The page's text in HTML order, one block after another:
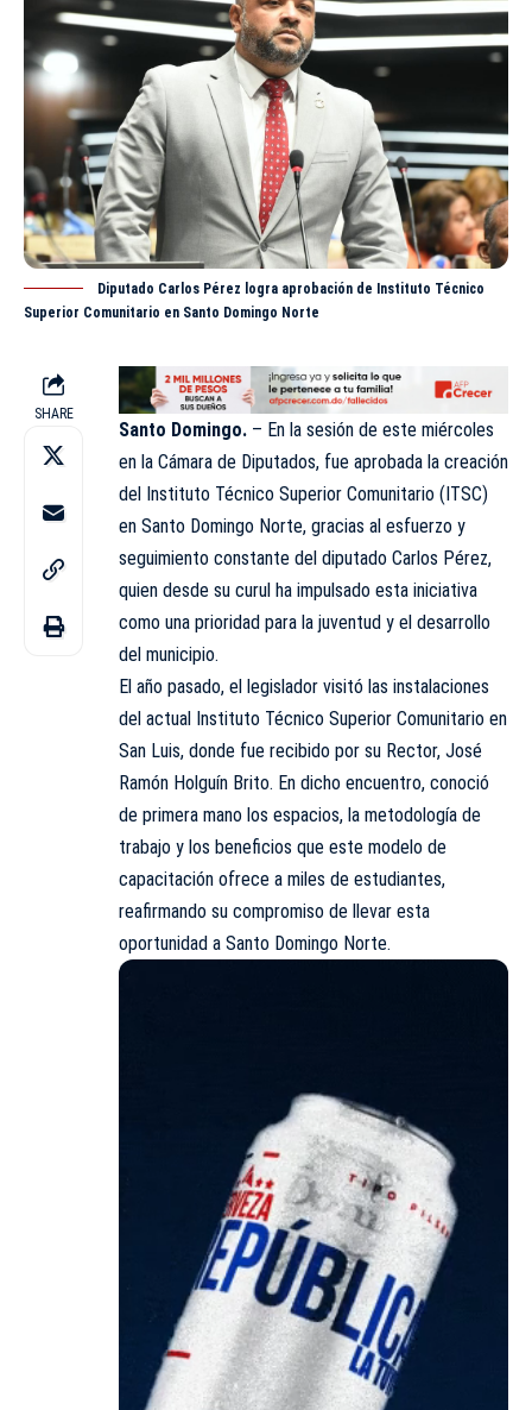
Diputado Carlos Pérez logra aprobación de Instituto Técnico
Superior Comunitario en Santo Domingo Norte
SHARE
Santo Domingo. – En la sesión de este miércoles
en la Cámara de Diputados, fue aprobada la creación
del Instituto Técnico Superior Comunitario ( ITSC)
en Santo Domingo Norte, gracias al esfuerzo y
seguimiento constante del diputado Carlos Pérez,
quien desde su curul ha impulsado esta iniciativa
como una prioridad para la juventud y el desarrollo
del municipio.
El año pasado, el legislador visitó las instalaciones
del actual Instituto Técnico Superior Comunitario en
San Luis, donde fue recibido por su Rector, José
Ramón Holguín Brito. En dicho encuentro, conoció
de primera mano los espacios, la metodología de
trabajo y los beneficios que este modelo de
capacitación ofrece a miles de estudiantes,
reafirmando su compromiso de llevar esta
oportunidad a Santo Domingo Norte.